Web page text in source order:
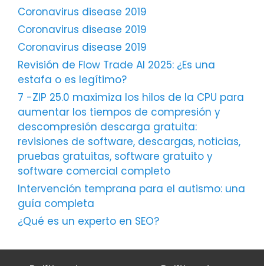
Coronavirus disease 2019
Coronavirus disease 2019
Coronavirus disease 2019
Revisión de Flow Trade AI 2025: ¿Es una
estafa o es legítimo?
7 -ZIP 25.0 maximiza los hilos de la CPU para
aumentar los tiempos de compresión y
descompresión descarga gratuita:
revisiones de software, descargas, noticias,
pruebas gratuitas, software gratuito y
software comercial completo
Intervención temprana para el autismo: una
guía completa
¿Qué es un experto en SEO?